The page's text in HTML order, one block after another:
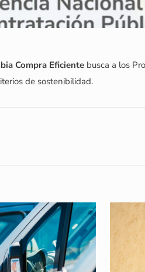
Compra Eficiente busca a los
de sostenibilidad.